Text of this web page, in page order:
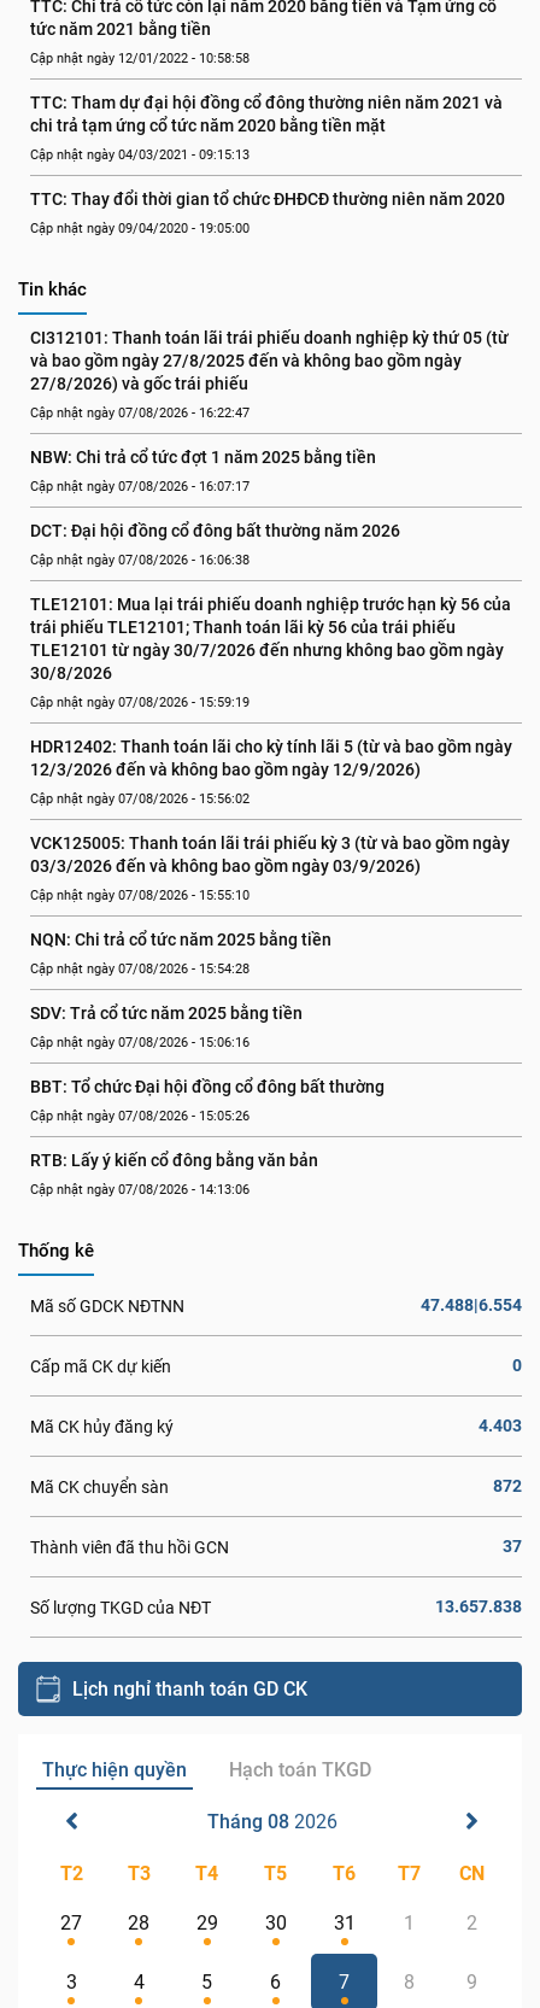
TTC: Chi trả cổ tức còn lại năm 2020 bằng tiền và Tạm ứng cổ
tức năm 2021 bằng tiền
Cập nhật ngày 12/01/2022 - 10:58:58
TTC: Tham dự đại hội đồng cổ đông thường niên năm 2021 và
chi trả tạm ứng cổ tức năm 2020 bằng tiền mặt
Cập nhật ngày 04/03/2021 - 09:15:13
TTC: Thay đổi thời gian tổ chức ĐHĐCĐ thường niên năm 2020
Cập nhật ngày 09/04/2020 - 19:05:00
Tin khác
CI312101: Thanh toán lãi trái phiếu doanh nghiệp kỳ thứ 05 (từ
và bao gồm ngày 27/8/2025 đến và không bao gồm ngày
27/8/2026) và gốc trái phiếu
Cập nhật ngày 07/08/2026 - 16:22:47
NBW: Chi trả cổ tức đợt 1 năm 2025 bằng tiền
Cập nhật ngày 07/08/2026 - 16:07:17
DCT: Đại hội đồng cổ đông bất thường năm 2026
Cập nhật ngày 07/08/2026 - 16:06:38
TLE12101: Mua lại trái phiếu doanh nghiệp trước hạn kỳ 56 của
trái phiếu TLE12101; Thanh toán lãi kỳ 56 của trái phiếu
TLE12101 từ ngày 30/7/2026 đến nhưng không bao gồm ngày
30/8/2026
Cập nhật ngày 07/08/2026 - 15:59:19
HDR12402: Thanh toán lãi cho kỳ tính lãi 5 (từ và bao gồm ngày
12/3/2026 đến và không bao gồm ngày 12/9/2026)
Cập nhật ngày 07/08/2026 - 15:56:02
VCK125005: Thanh toán lãi trái phiếu kỳ 3 (từ và bao gồm ngày
03/3/2026 đến và không bao gồm ngày 03/9/2026)
Cập nhật ngày 07/08/2026 - 15:55:10
NQN: Chi trả cổ tức năm 2025 bằng tiền
Cập nhật ngày 07/08/2026 - 15:54:28
SDV: Trả cổ tức năm 2025 bằng tiền
Cập nhật ngày 07/08/2026 - 15:06:16
BBT: Tổ chức Đại hội đồng cổ đông bất thường
Cập nhật ngày 07/08/2026 - 15:05:26
RTB: Lấy ý kiến cổ đông bằng văn bản
Cập nhật ngày 07/08/2026 - 14:13:06
Thống kê
Mã số GDCK NĐTNN 47.488|6.554
Cấp mã CK dự kiến 0
Mã CK hủy đăng ký 4.403
Mã CK chuyển sàn 872
Thành viên đã thu hồi GCN 37
Số lượng TKGD của NĐT 13.657.838
Lịch nghỉ thanh toán GD CK
Thực hiện quyền Hạch toán TKGD
Tháng 08 2026
T2 T3 T4 T5 T6 T7 CN
27 28 29 30 31 1 2
3 4 5 6 7 8 9